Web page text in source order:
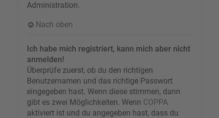
Administration.
Nach oben
Ich habe mich registriert, kann mich aber nicht
anmelden!
Überprüfe zuerst, ob du den richtigen
Benutzernamen und das richtige Passwort
eingegeben hast. Wenn diese stimmen, dann
gibt es zwei Möglichkeiten. Wenn COPPA
aktiviert ist und du angegeben hast, dass du